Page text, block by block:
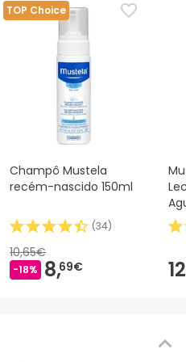
TOP Choice
Champô Mustela
recém-nascido 150ml
(34)
10,65€
-18% 8,69€